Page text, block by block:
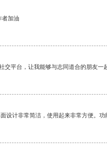
者加油
交平台，让我能够与志同道合的朋友一
设计非常简洁，使用起来非常方便。功